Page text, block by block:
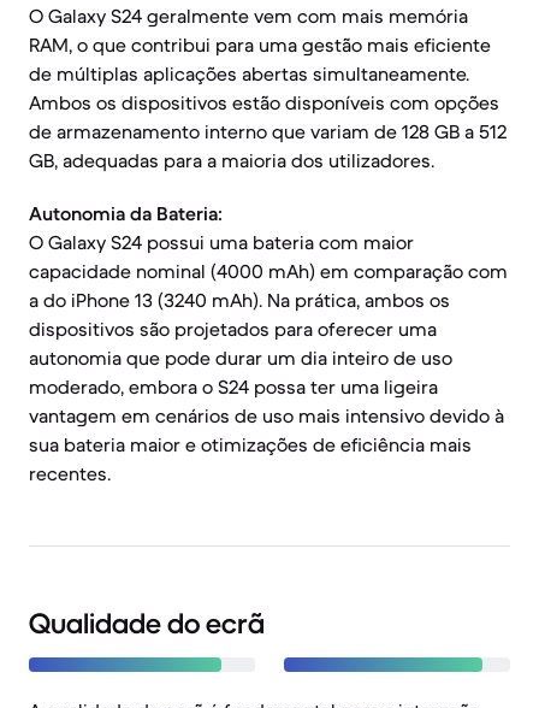
O Galaxy S24 geralmente vem com mais memória
RAM, o que contribui para uma gestão mais eficiente
de múltiplas aplicações abertas simultaneamente.
Ambos os dispositivos estão disponíveis com opções
de armazenamento interno que variam de 128 GB a 512
GB, adequadas para a maioria dos utilizadores.
Autonomia da Bateria:
O Galaxy S24 possui uma bateria com maior
capacidade nominal (4000 mAh) em comparação com
a do iPhone 13 (3240 mAh). Na prática, ambos os
dispositivos são projetados para oferecer uma
autonomia que pode durar um dia inteiro de uso
moderado, embora o S24 possa ter uma ligeira
vantagem em cenários de uso mais intensivo devido à
sua bateria maior e otimizações de eficiência mais
recentes.
Qualidade do ecrã